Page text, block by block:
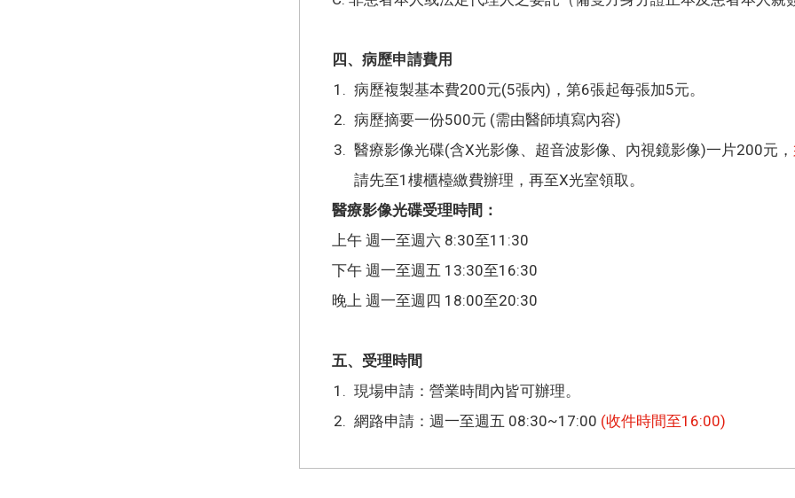
四、病歷申請費用
病歷複製基本費200元(5張內)，第6張起每張加5元。
病歷摘要一份500元 (需由醫師填寫內容)
醫療影像光碟(含X光影像、超音波影像、內視鏡影像)一片200元，
請先至1樓櫃檯繳費辦理，再至X光室領取。
醫療影像光碟受理時間：
上午 週一至週六 8:30至11:30
下午 週一至週五 13:30至16:30
晚上 週一至週四 18:00至20:30
五、受理時間
現場申請：營業時間內皆可辦理。
網路申請：週一至週五 08:30~17:00 (收件時間至16:00)